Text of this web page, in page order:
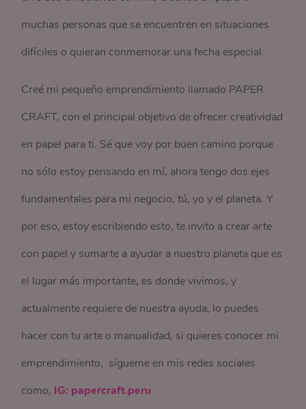
muchas personas que se encuentren en situaciones
difíciles o quieran conmemorar una fecha especial.
Creé mi pequeño emprendimiento llamado PAPER
CRAFT, con el principal objetivo de ofrecer creatividad
en papel para ti. Sé que voy por buen camino porque
no sólo estoy pensando en mí, ahora tengo dos ejes
fundamentales para mi negocio, tú, yo y el planeta. Y
por eso, estoy escribiendo esto, te invito a crear arte
con papel y sumarte a ayudar a nuestro planeta que es
el lugar más importante, es donde vivimos, y
actualmente requiere de nuestra ayuda, lo puedes
hacer con tu arte o manualidad, si quieres conocer mi
emprendimiento, sígueme en mis redes sociales
como, IG: papercraft.peru